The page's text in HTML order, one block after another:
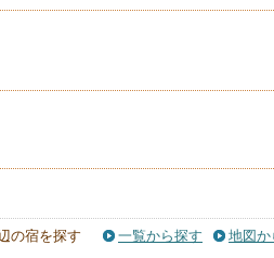
の宿を探す 一覧から探す 地図か